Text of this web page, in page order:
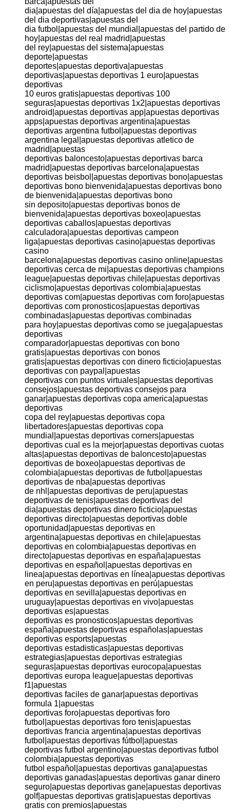
dia|apuestas del día|apuestas del dia de hoy|apuestas
del dia deportivas|apuestas del
dia futbol|apuestas del mundial|apuestas del partido de
hoy|apuestas del real madrid|apuestas
del rey|apuestas del sistema|apuestas
deporte|apuestas
deportes|apuestas deportiva|apuestas
deportivas|apuestas deportivas 1 euro|apuestas
deportivas
10 euros gratis|apuestas deportivas 100
seguras|apuestas deportivas 1x2|apuestas deportivas
android|apuestas deportivas app|apuestas deportivas
apps|apuestas deportivas argentina|apuestas
deportivas argentina futbol|apuestas deportivas
argentina legal|apuestas deportivas atletico de
madrid|apuestas
deportivas baloncesto|apuestas deportivas barca
madrid|apuestas deportivas barcelona|apuestas
deportivas beisbol|apuestas deportivas bono|apuestas
deportivas bono bienvenida|apuestas deportivas bono
de bienvenida|apuestas deportivas bono
sin deposito|apuestas deportivas bonos de
bienvenida|apuestas deportivas boxeo|apuestas
deportivas caballos|apuestas deportivas
calculadora|apuestas deportivas campeon
liga|apuestas deportivas casino|apuestas deportivas
casino
barcelona|apuestas deportivas casino online|apuestas
deportivas cerca de mi|apuestas deportivas champions
league|apuestas deportivas chile|apuestas deportivas
ciclismo|apuestas deportivas colombia|apuestas
deportivas com|apuestas deportivas com foro|apuestas
deportivas com pronosticos|apuestas deportivas
combinadas|apuestas deportivas combinadas
para hoy|apuestas deportivas como se juega|apuestas
deportivas
comparador|apuestas deportivas con bono
gratis|apuestas deportivas con bonos
gratis|apuestas deportivas con dinero ficticio|apuestas
deportivas con paypal|apuestas
deportivas con puntos virtuales|apuestas deportivas
consejos|apuestas deportivas consejos para
ganar|apuestas deportivas copa america|apuestas
deportivas
copa del rey|apuestas deportivas copa
libertadores|apuestas deportivas copa
mundial|apuestas deportivas corners|apuestas
deportivas cual es la mejor|apuestas deportivas cuotas
altas|apuestas deportivas de baloncesto|apuestas
deportivas de boxeo|apuestas deportivas de
colombia|apuestas deportivas de futbol|apuestas
deportivas de nba|apuestas deportivas
de nhl|apuestas deportivas de peru|apuestas
deportivas de tenis|apuestas deportivas del
dia|apuestas deportivas dinero ficticio|apuestas
deportivas directo|apuestas deportivas doble
oportunidad|apuestas deportivas en
argentina|apuestas deportivas en chile|apuestas
deportivas en colombia|apuestas deportivas en
directo|apuestas deportivas en españa|apuestas
deportivas en español|apuestas deportivas en
linea|apuestas deportivas en línea|apuestas deportivas
en peru|apuestas deportivas en perú|apuestas
deportivas en sevilla|apuestas deportivas en
uruguay|apuestas deportivas en vivo|apuestas
deportivas es|apuestas
deportivas es pronosticos|apuestas deportivas
españa|apuestas deportivas españolas|apuestas
deportivas esports|apuestas
deportivas estadisticas|apuestas deportivas
estrategias|apuestas deportivas estrategias
seguras|apuestas deportivas eurocopa|apuestas
deportivas europa league|apuestas deportivas
f1|apuestas
deportivas faciles de ganar|apuestas deportivas
formula 1|apuestas
deportivas foro|apuestas deportivas foro
futbol|apuestas deportivas foro tenis|apuestas
deportivas francia argentina|apuestas deportivas
futbol|apuestas deportivas fútbol|apuestas
deportivas futbol argentino|apuestas deportivas futbol
colombia|apuestas deportivas
futbol español|apuestas deportivas gana|apuestas
deportivas ganadas|apuestas deportivas ganar dinero
seguro|apuestas deportivas gane|apuestas deportivas
golf|apuestas deportivas gratis|apuestas deportivas
gratis con premios|apuestas